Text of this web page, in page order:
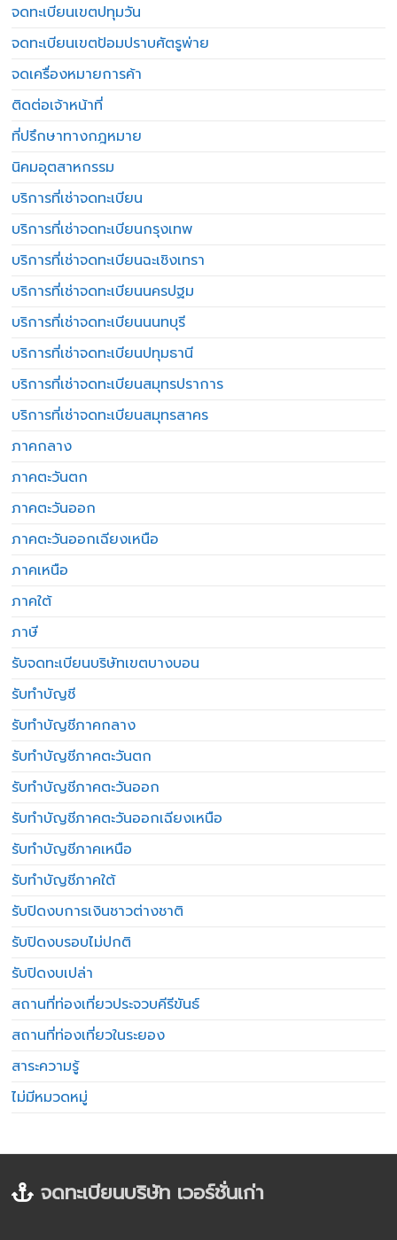
จดทะเบียนเขตปทุมวัน
จดทะเบียนเขตป้อมปราบศัตรูพ่าย
จดเครื่องหมายการค้า
ติดต่อเจ้าหน้าที่
ที่ปรึกษาทางกฎหมาย
นิคมอุตสาหกรรม
บริการที่เช่าจดทะเบียน
บริการที่เช่าจดทะเบียนกรุงเทพ
บริการที่เช่าจดทะเบียนฉะเชิงเทรา
บริการที่เช่าจดทะเบียนนครปฐม
บริการที่เช่าจดทะเบียนนนทบุรี
บริการที่เช่าจดทะเบียนปทุมธานี
บริการที่เช่าจดทะเบียนสมุทรปราการ
บริการที่เช่าจดทะเบียนสมุทรสาคร
ภาคกลาง
ภาคตะวันตก
ภาคตะวันออก
ภาคตะวันออกเฉียงเหนือ
ภาคเหนือ
ภาคใต้
ภาษี
รับจดทะเบียนบริษัทเขตบางบอน
รับทำบัญชี
รับทำบัญชีภาคกลาง
รับทำบัญชีภาคตะวันตก
รับทำบัญชีภาคตะวันออก
รับทำบัญชีภาคตะวันออกเฉียงเหนือ
รับทำบัญชีภาคเหนือ
รับทำบัญชีภาคใต้
รับปิดงบการเงินชาวต่างชาติ
รับปิดงบรอบไม่ปกติ
รับปิดงบเปล่า
สถานที่ท่องเที่ยวประจวบคีรีขันธ์
สถานที่ท่องเที่ยวในระยอง
สาระความรู้
ไม่มีหมวดหมู่
จดทะเบียนบริษัท เวอร์ชั่นเก่า